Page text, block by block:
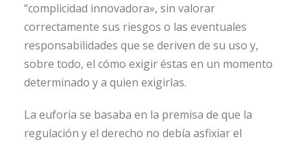
“complicidad innovadora», sin valorar
correctamente sus riesgos o las eventuales
responsabilidades que se deriven de su uso y,
sobre todo, el cómo exigir éstas en un momento
determinado y a quien exigirlas.
La euforia se basaba en la premisa de que la
regulación y el derecho no debía asfixiar el